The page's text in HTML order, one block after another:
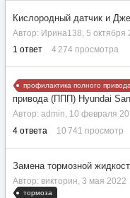
Кислородный датчик и
Автор: Ирина138, 5 октября
1 ответ 4 274 просмотра
профилактика полного привода
привода (ППП) Hyundai
Автор: admin, 10 февраля
4 ответа 10 741 просмотр
Замена тормозной
Автор: викторин, 3 мая 2022
тормоза